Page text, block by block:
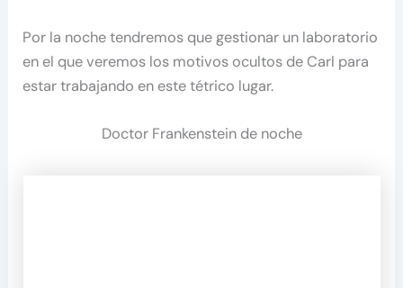
Por la noche tendremos que gestionar un laboratorio
en el que veremos los motivos ocultos de Carl para
estar trabajando en este tétrico lugar.
Doctor Frankenstein de noche